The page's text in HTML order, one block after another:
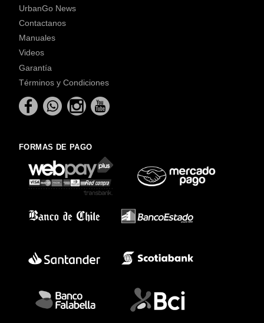
UrbanGo News
Contactanos
Manuales
Videos
Garantía
Términos y Condiciones
FORMAS DE PAGO